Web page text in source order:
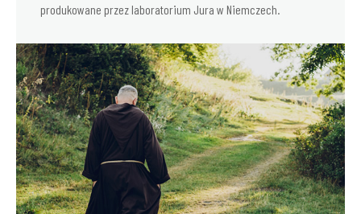
produkowane przez laboratorium Jura w Niemczech.